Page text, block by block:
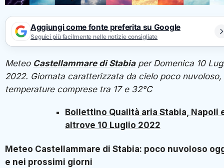
Aggiungi come fonte preferita su Google
Seguici più facilmente nelle notizie consigliate
Meteo Castellammare di Stabiaper Domenica 10
2022. Giornata caratterizzata da cielo poco nuvoloso,
temperature comprese tra 17 e 32°C
Bollettino Qualità aria Stabia, Napoli
altrove 10 Luglio 2022
Meteo Castellammare di Stabia: poco nuvoloso
e nei prossimi giorni